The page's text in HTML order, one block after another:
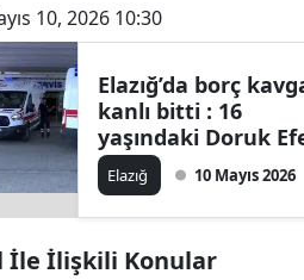
Bilecik
Bingöl
Bitlis
10, 2026 10:30
Elazığ’da borç
kanlı bitti : 16
yaşındaki Doruk
Bingöl hayatını
kaybetti
Elazığ 10 Mayıs 2026
İle İlişkili Konular